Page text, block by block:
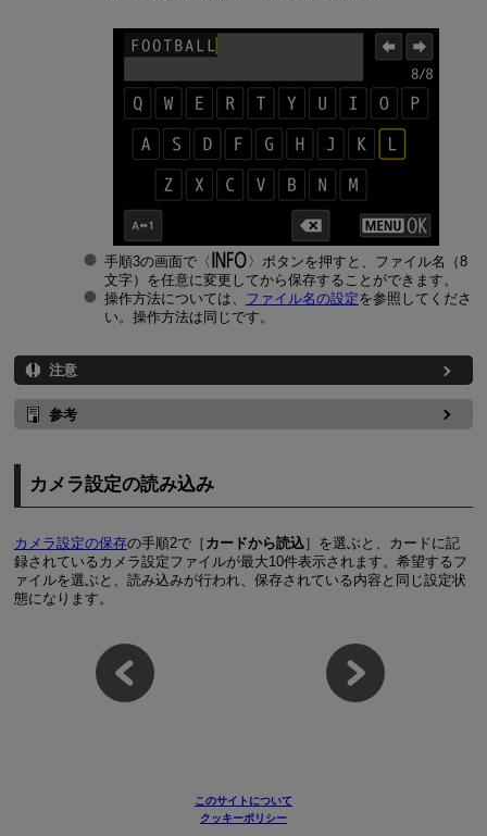
手順3の画面で
ボタンを押すと、ファイル名（8
文字）を任意に変更してから保存することができます。
操作方法については、 ファイル名の設定を参照してくださ
い。操作方法は同じです。
注意
参考
カメラ設定の読み込み
カメラ設定の保存の手順2で［ カードから読込］を選ぶと、カードに記
録されているカメラ設定ファイルが最大10件表示されます。希望するフ
ァイルを選ぶと、読み込みが行われ、保存されている内容と同じ設定状
態になります。
このサイトについて
クッキーポリシー